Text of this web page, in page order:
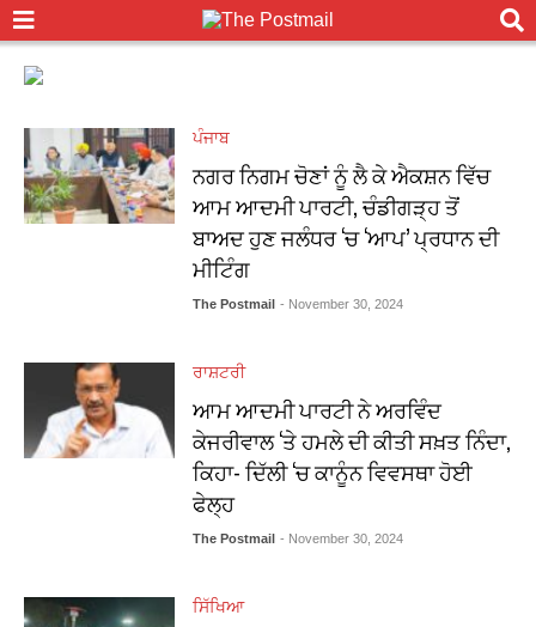
ਪੰਜਾਬ
ਨਗਰ ਨਿਗਮ ਚੋਣਾਂ ਨੂੰ ਲੈ ਕੇ ਐਕਸ਼ਨ ਵਿੱਚ
ਆਮ ਆਦਮੀ ਪਾਰਟੀ, ਚੰਡੀਗੜ੍ਹ ਤੋਂ
ਬਾਅਦ ਹੁਣ ਜਲੰਧਰ ‘ਚ ‘ਆਪ’ ਪ੍ਰਧਾਨ ਦੀ
ਮੀਟਿੰਗ
The Postmail - November 30, 2024
ਰਾਸ਼ਟਰੀ
ਆਮ ਆਦਮੀ ਪਾਰਟੀ ਨੇ ਅਰਵਿੰਦ
ਕੇਜਰੀਵਾਲ ‘ਤੇ ਹਮਲੇ ਦੀ ਕੀਤੀ ਸਖ਼ਤ ਨਿੰਦਾ,
ਕਿਹਾ- ਦਿੱਲੀ ‘ਚ ਕਾਨੂੰਨ ਵਿਵਸਥਾ ਹੋਈ
ਫੇਲ੍ਹ
The Postmail - November 30, 2024
ਸਿੱਖਿਆ